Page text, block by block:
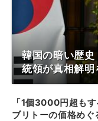
韓国の暗い歴
統領が真相解明
「1個3000円超もす
ブリトーの価格め